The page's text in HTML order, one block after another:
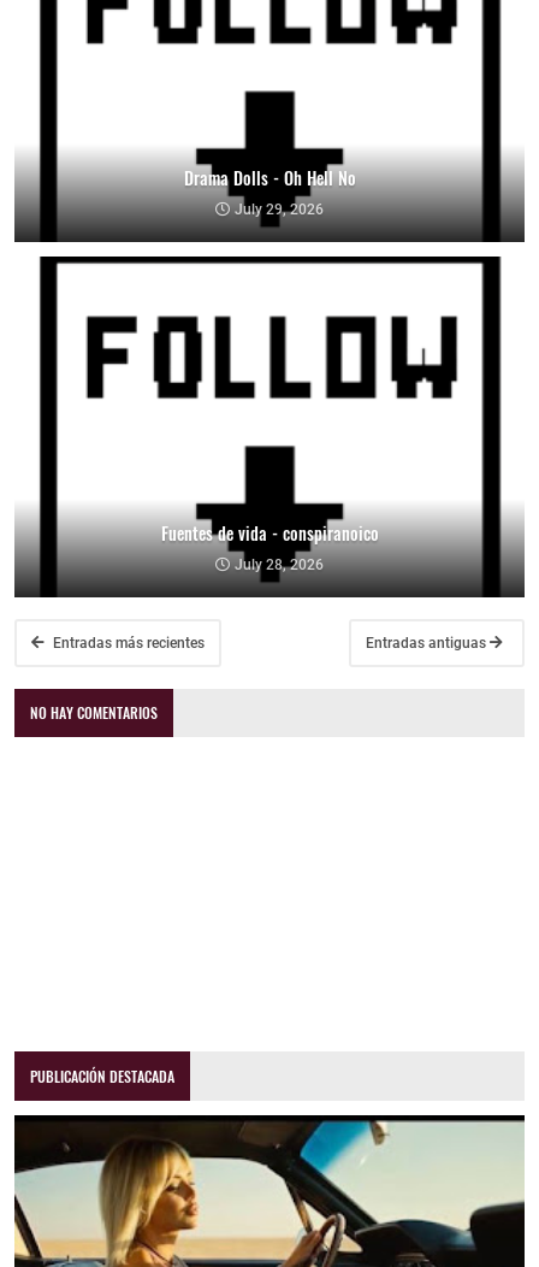
Drama Dolls - Oh Hell No
July 29, 2026
Fuentes de vida - conspiranoico
July 28, 2026
Entradas más recientes Entradas antiguas
NO HAY COMENTARIOS
PUBLICACIÓN DESTACADA